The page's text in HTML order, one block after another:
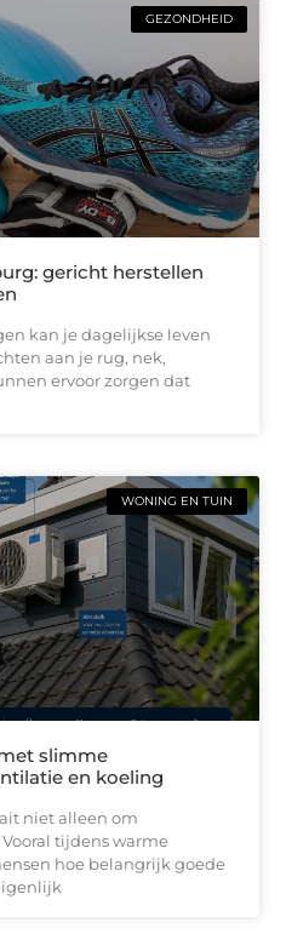
GEZONDHEID
gericht herstellen
kan je dagelijkse leven
aan je rug, nek,
ervoor zorgen dat
WONING EN TUIN
slimme
en koeling
niet alleen om
tijdens warme
hoe belangrijk goede